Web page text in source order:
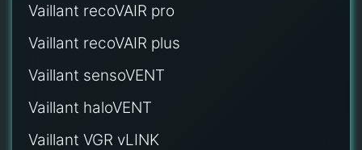
Vaillant recoVAIR pro
Vaillant recoVAIR plus
Vaillant sensoVENT
Vaillant haloVENT
Vaillant VGR vLINK